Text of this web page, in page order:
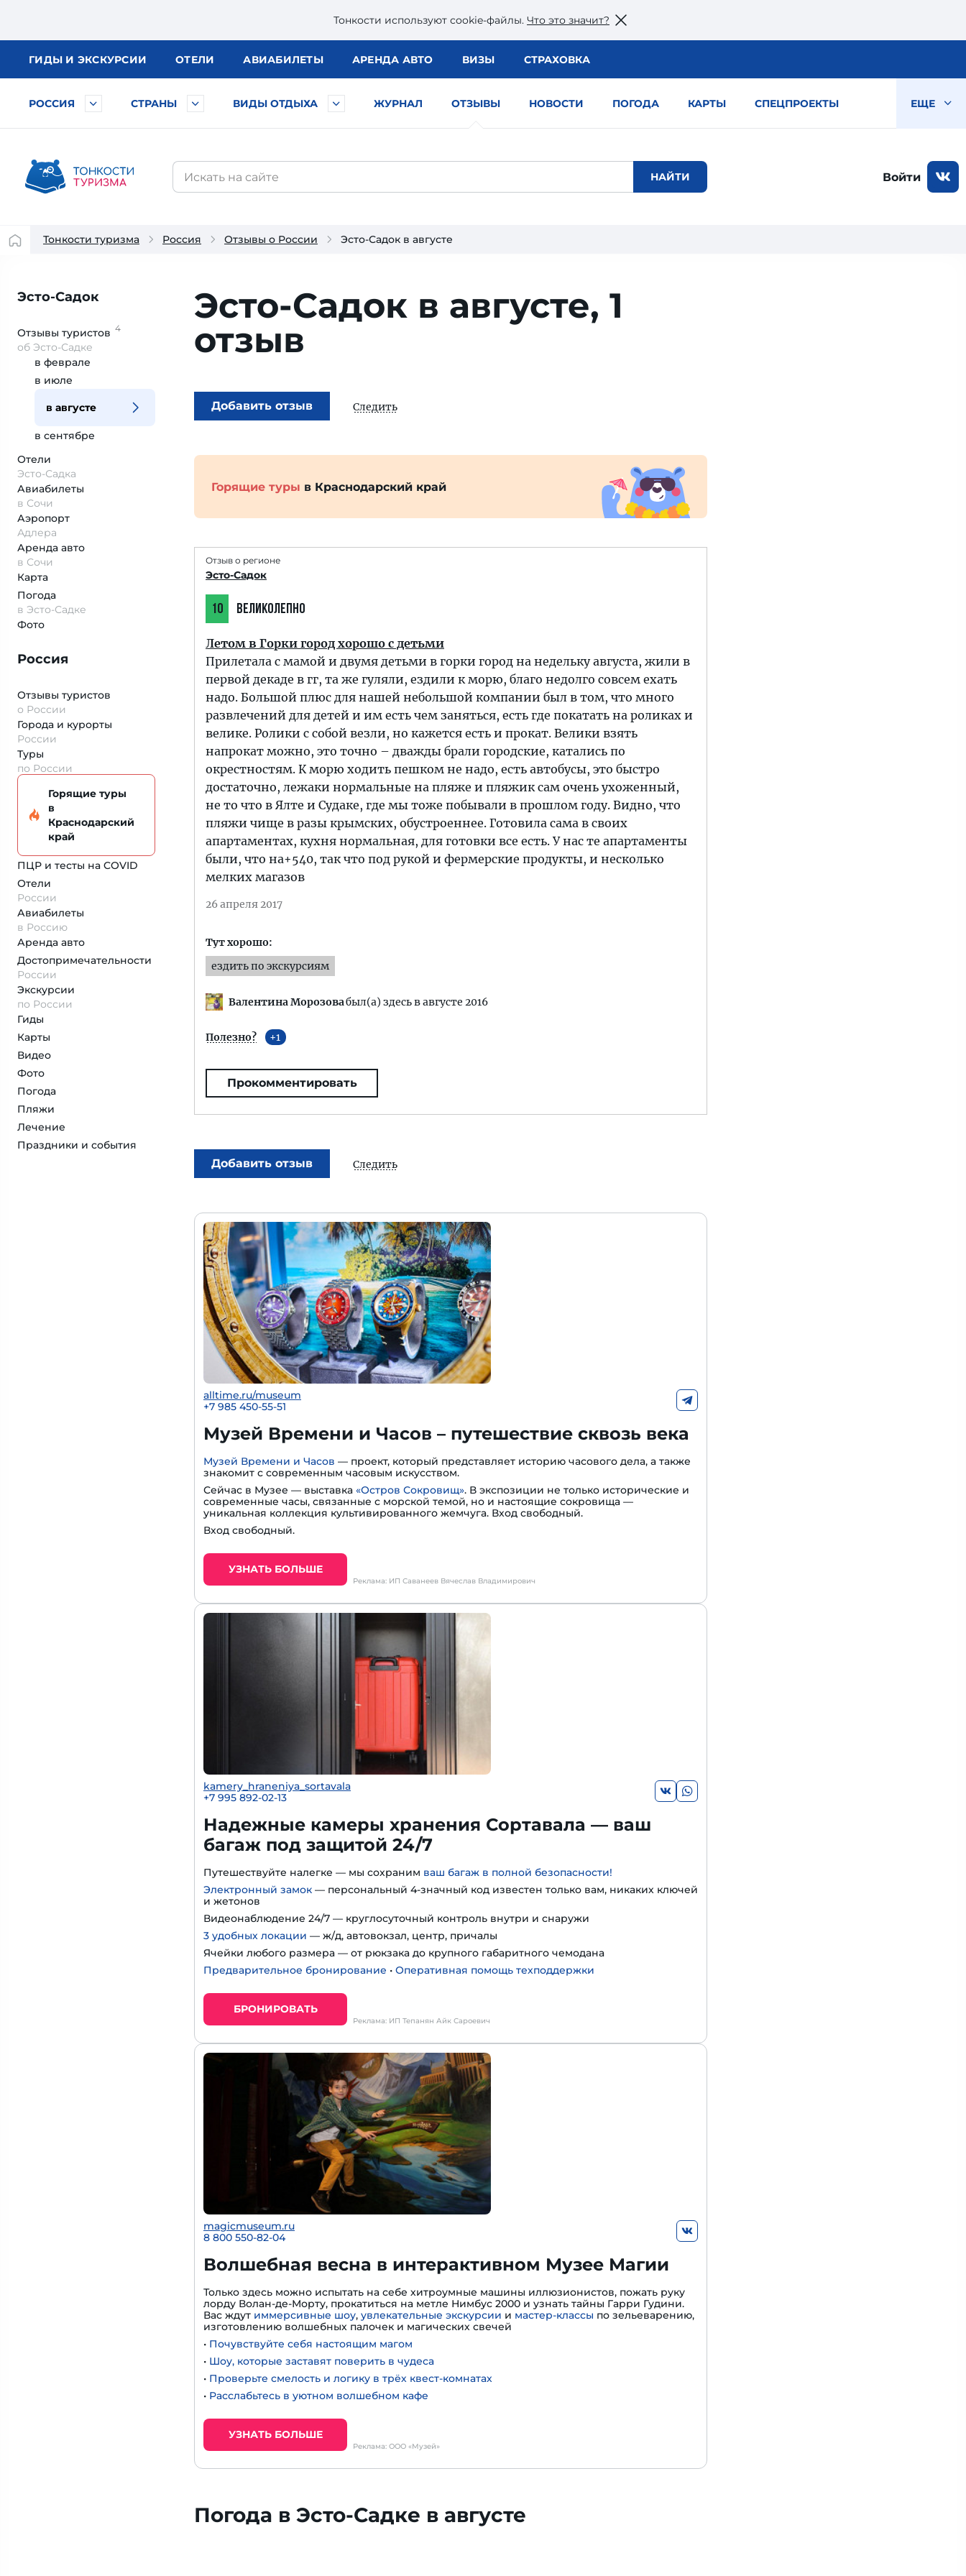
Тонкости используют сookie-файлы. Что это значит?
ГИДЫ И ЭКСКУРСИИ ОТЕЛИ АВИАБИЛЕТЫ АРЕНДА АВТО ВИЗЫ СТРАХОВКА
РОССИЯ СТРАНЫ ВИДЫ ОТДЫХА ЖУРНАЛ ОТЗЫВЫ НОВОСТИ ПОГОДА КАРТЫ СПЕЦПРОЕКТЫ ЕЩЕ
Войти
Тонкости туризма Россия Отзывы о России Эсто-Садок в августе
Эсто-Садок
Отзывы туристов 4
об Эсто-Садке
в феврале
в июле
в августе
в сентябре
Отели
Эсто-Садка
Авиабилеты
в Сочи
Аэропорт
Адлера
Аренда авто
в Сочи
Карта
Погода
в Эсто-Садке
Фото
Россия
Отзывы туристов
о России
Города и курорты
России
Туры
по России
Горящие туры
в
Краснодарский
край
ПЦР и тесты на COVID
Отели
России
Авиабилеты
в Россию
Аренда авто
Достопримеча­тельности
России
Экскурсии
по России
Гиды
Карты
Видео
Фото
Погода
Пляжи
Лечение
Праздники и события
Эсто-Садок в августе, 1
отзыв
Добавить отзыв Следить
Горящие туры в Краснодарский край
Отзыв о регионе
Эсто-Садок
10 ВЕЛИКОЛЕПНО
Летом в Горки город хорошо с детьми
Прилетала с мамой и двумя детьми в горки город на недельку августа, жили в
первой декаде в гг, та же гуляли, ездили к морю, благо недолго совсем ехать
надо. Большой плюс для нашей небольшой компании был в том, что много
развлечений для детей и им есть чем заняться, есть где покатать на роликах и
велике. Ролики с собой везли, но кажется есть и прокат. Велики взять
напрокат можно, это точно – дважды брали городские, катались по
окрестностям. К морю ходить пешком не надо, есть автобусы, это быстро
достаточно, лежаки нормальные на пляже и пляжик сам очень ухоженный,
не то что в Ялте и Судаке, где мы тоже побывали в прошлом году. Видно, что
пляжи чище в разы крымских, обустроеннее. Готовила сама в своих
апартаментах, кухня нормальная, для готовки все есть. У нас те апартаменты
были, что на+540, так что под рукой и фермерские продукты, и несколько
мелких магазов
26 апреля 2017
Тут хорошо:
ездить по экскурсиям
Валентина Морозовабыл(а) здесь в августе 2016
Полезно? 1
Прокомментировать
Добавить отзыв Следить
alltime.ru/museum
+7 985 450-55-51
Музей Времени и Часов – путешествие сквозь века
Музей Времени и Часов — проект, который представляет историю часового дела, а также
знакомит с современным часовым искусством.
Сейчас в Музее — выставка «Остров Сокровищ». В экспозиции не только исторические и
современные часы, связанные с морской темой, но и настоящие сокровища —
уникальная коллекция культивированного жемчуга. Вход свободный.
Вход свободный.
УЗНАТЬ БОЛЬШЕ
Реклама: ИП Саванеев Вячеслав Владимирович
kamery_hraneniya_sortavala
+7 995 892-02-13
Надежные камеры хранения Сортавала — ваш
багаж под защитой 24/7
Путешествуйте налегке — мы сохраним ваш багаж в полной безопасности!
Электронный замок — персональный 4-значный код известен только вам, никаких ключей
и жетонов
Видеонаблюдение 24/7 — круглосуточный контроль внутри и снаружи
3 удобных локации — ж/д, автовокзал, центр, причалы
Ячейки любого размера — от рюкзака до крупного габаритного чемодана
Предварительное бронирование • Оперативная помощь техподдержки
БРОНИРОВАТЬ
Реклама: ИП Тепанян Айк Сароевич
magicmuseum.ru
8 800 550-82-04
Волшебная весна в интерактивном Музее Магии
Только здесь можно испытать на себе хитроумные машины иллюзионистов, пожать руку
лорду Волан-де-Морту, прокатиться на метле Нимбус 2000 и узнать тайны Гарри Гудини.
Вас ждут иммерсивные шоу, увлекательные экскурсии и мастер-классы по зельеварению,
изготовлению волшебных палочек и магических свечей
• Почувствуйте себя настоящим магом
• Шоу, которые заставят поверить в чудеса
• Проверьте смелость и логику в трёх квест-комнатах
• Расслабьтесь в уютном волшебном кафе
УЗНАТЬ БОЛЬШЕ
Реклама: ООО «Музей»
Погода в Эсто-Садке в августе